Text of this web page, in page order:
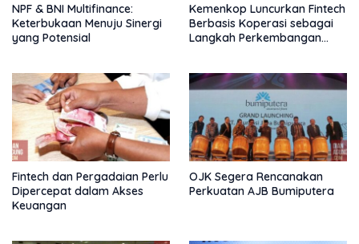
NPF & BNI Multifinance:
Keterbukaan Menuju Sinergi
yang Potensial
Kemenkop Luncurkan Fintech
Berbasis Koperasi sebagai
Langkah Perkembangan
Fintech dan Pergadaian Perlu
Dipercepat dalam Akses
Keuangan
OJK Segera Rencanakan
Perkuatan AJB Bumiputera